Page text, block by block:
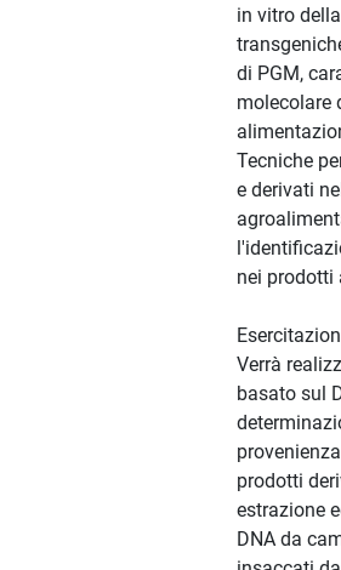
in vitro
di PGM,
molecolare
Tecniche
e derivati
nei prodotti
Verrà
basato sul
prodotti
estrazione
DNA da